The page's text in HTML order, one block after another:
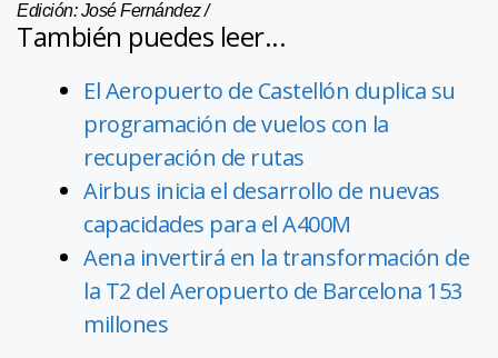
Edición: José Fernández /
También puedes leer...
El Aeropuerto de Castellón duplica su
programación de vuelos con la
recuperación de rutas
Airbus inicia el desarrollo de nuevas
capacidades para el A400M
Aena invertirá en la transformación de
la T2 del Aeropuerto de Barcelona 153
millones